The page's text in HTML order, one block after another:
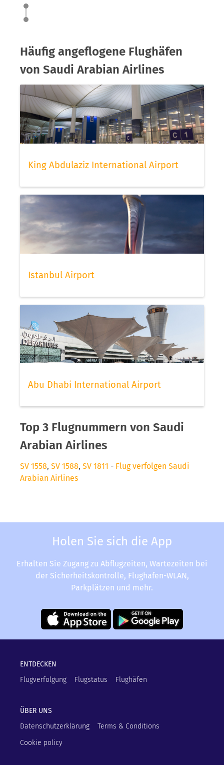
Häufig angeflogene Flughäfen
von Saudi Arabian Airlines
King Abdulaziz International Airport
Istanbul Airport
Abu Dhabi International Airport
Top 3 Flugnummern von Saudi
Arabian Airlines
SV 1558, SV 1588, SV 1811 - Flug verfolgen Saudi
Arabian Airlines
Holen Sie sich die App
Erhalten Sie Zugang zu Abflugzeiten, Wartezeiten bei
der Sicherheitskontrolle, Flughafen-WLAN,
Parkplätzen und mehr.
ENTDECKEN
Flugverfolgung
Flugstatus Flughäfen
ÜBER UNS
Datenschutzerklärung
Terms & Conditions
Cookie policy